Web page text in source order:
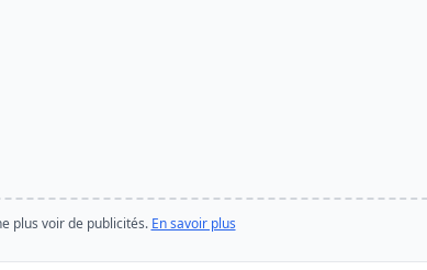
plus voir de publicités. En savoir plus